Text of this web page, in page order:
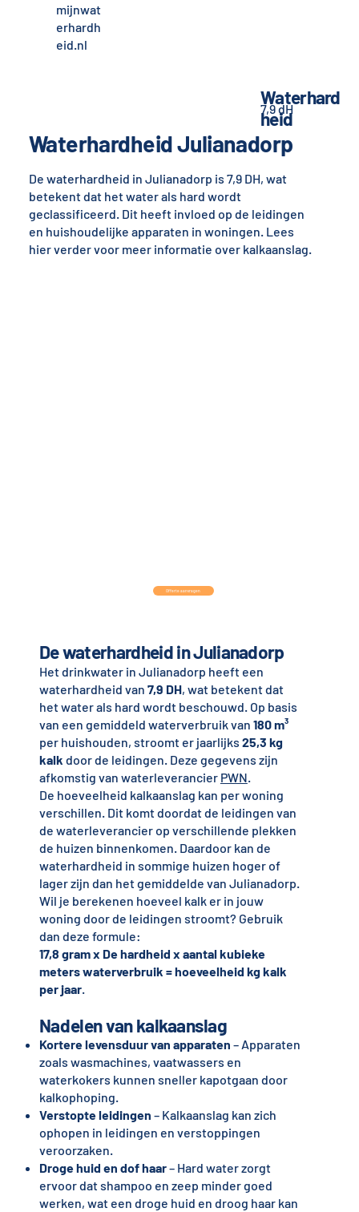
mijnwat
erhardh
eid.nl
Waterhardheid Julianadorp
De waterhardheid in Julianadorp is 7,9 DH, wat
betekent dat het water als hard wordt
geclassificeerd. Dit heeft invloed op de leidingen
en huishoudelijke apparaten in woningen. Lees
hier verder voor meer informatie over kalkaanslag.
Waterhard
heid
7,9 dH
De waterhardheid in Julianadorp
Het drinkwater in Julianadorp heeft een
waterhardheid van 7,9 DH, wat betekent dat
het water als hard wordt beschouwd. Op basis
van een gemiddeld waterverbruik van 180 m³
per huishouden, stroomt er jaarlijks 25,3 kg
kalk door de leidingen. Deze gegevens zijn
afkomstig van waterleverancier PWN.
De hoeveelheid kalkaanslag kan per woning
verschillen. Dit komt doordat de leidingen van
de waterleverancier op verschillende plekken
de huizen binnenkomen. Daardoor kan de
waterhardheid in sommige huizen hoger of
lager zijn dan het gemiddelde van Julianadorp.
Wil je berekenen hoeveel kalk er in jouw
woning door de leidingen stroomt? Gebruik
dan deze formule:
17,8 gram x De hardheid x aantal kubieke
meters waterverbruik = hoeveelheid kg kalk
per jaar.
Nadelen van kalkaanslag
Kortere levensduur van apparaten – Apparaten
zoals wasmachines, vaatwassers en
waterkokers kunnen sneller kapotgaan door
kalkophoping.
Verstopte leidingen – Kalkaanslag kan zich
ophopen in leidingen en verstoppingen
veroorzaken.
Droge huid en dof haar– Hard water zorgt
ervoor dat shampoo en zeep minder goed
werken, wat een droge huid en droog haar kan
Offerte aanvragen